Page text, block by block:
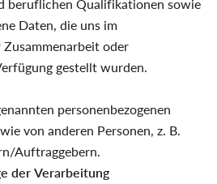
beruflichen Qualifikationen sowie
Daten, die uns im
oder
gestellt wurden.
personenbezogenen
von anderen Personen, z. B.
Auftraggebern.
der Verarbeitung